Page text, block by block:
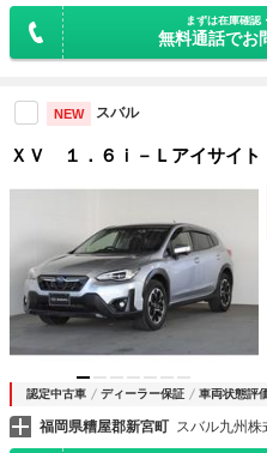
まずは在庫確認
無料通話でお
NEW スバル
ＸＶ １．６ｉ－Ｌアイサイト
認定中古車 ディーラー保証 車両状態評
福岡県糟屋郡新宮町 スバル九州